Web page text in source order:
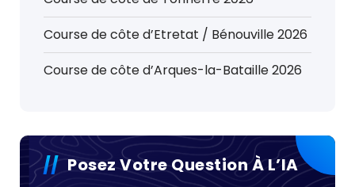
Course de côte d’Etretat / Bénouville 2026
Course de côte d’Arques-la-Bataille 2026
Posez Votre Question À L’IA